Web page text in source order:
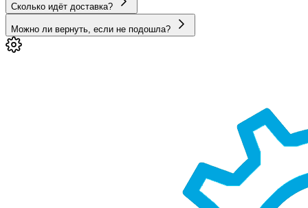
Сколько идёт доставка?
Можно ли вернуть, если не подошла?